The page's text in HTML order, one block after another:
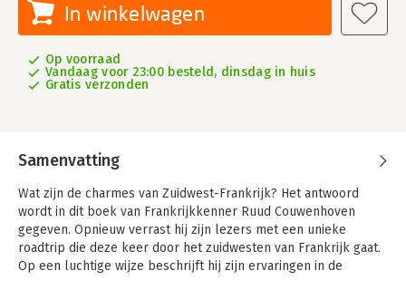
In winkelwagen
Op voorraad
Vandaag voor 23:00 besteld, dinsdag in huis
Gratis verzonden
Samenvatting
Wat zijn de charmes van Zuidwest-Frankrijk? Het antwoord
wordt in dit boek van Frankrijkkenner Ruud Couwenhoven
gegeven. Opnieuw verrast hij zijn lezers met een unieke
roadtrip die deze keer door het zuidwesten van Frankrijk gaat.
Op een luchtige wijze beschrijft hij zijn ervaringen in de